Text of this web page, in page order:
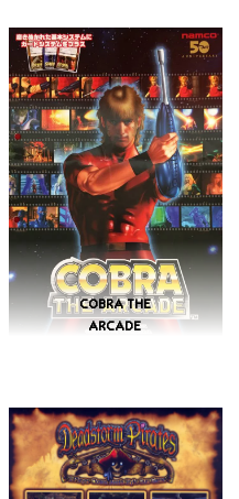
COBRA THE
ARCADE